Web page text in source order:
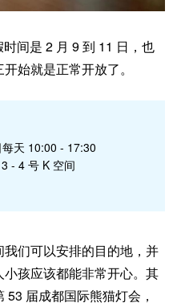
间是 2 月 9 到 11 日，也
始就是正常开放了。
天 10:00 - 17:30
- 4 号 K 空间
们可以安排的目的地，并
孩应该都能非常开心。其
届成都国际熊猫灯会，